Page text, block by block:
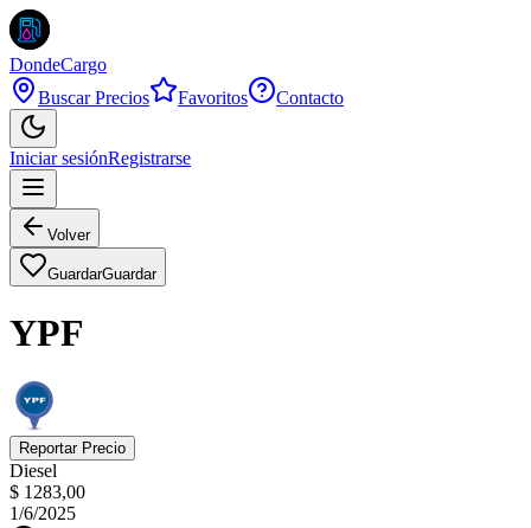
DondeCargo
Buscar Precios
Favoritos Contacto
Iniciar sesiónRegistrarse
Volver
GuardarGuardar
YPF
Reportar Precio
Diesel
$ 1283,00
1/6/2025